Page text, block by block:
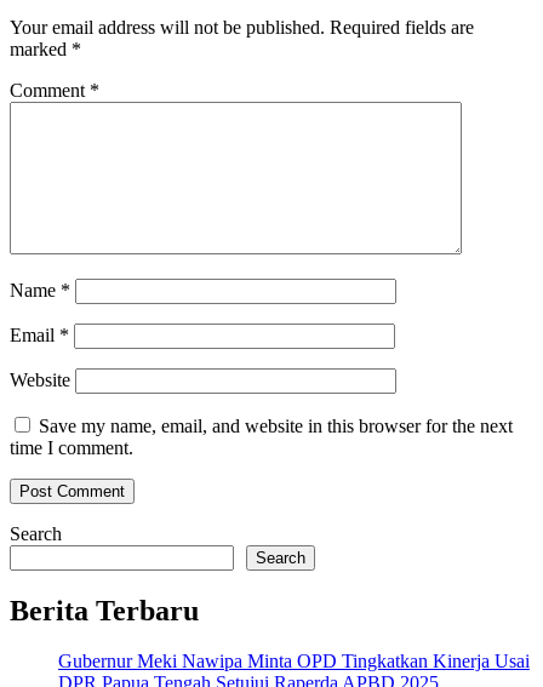
Your email address will not be published. Required fields are
marked *
Comment *
Name *
Email *
Website
Save my name, email, and website in this browser for the next
time I comment.
Search
Search
Berita Terbaru
Gubernur Meki Nawipa Minta OPD Tingkatkan Kinerja Usai